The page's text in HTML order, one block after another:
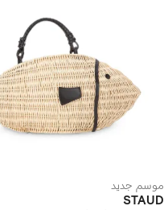
موسم جديد
STAUD